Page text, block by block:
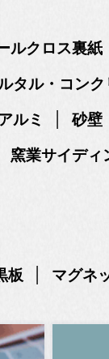
ルクロス裏紙
タル・コンク
ルミ | 砂壁
窯業サイディ
板 | マグネ